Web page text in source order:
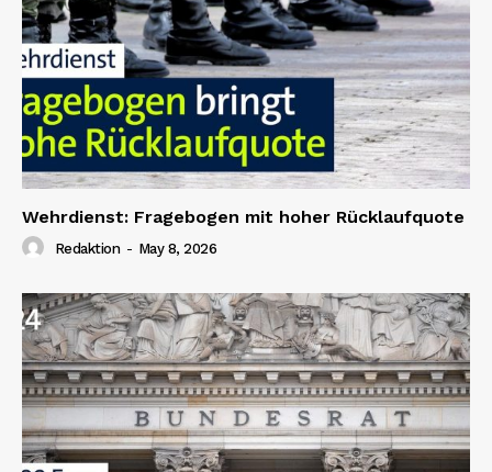
Wehrdienst: Fragebogen mit hoher Rücklaufquote
Redaktion - May 8, 2026